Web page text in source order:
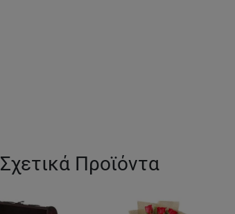
Σχετικά Προϊόντα